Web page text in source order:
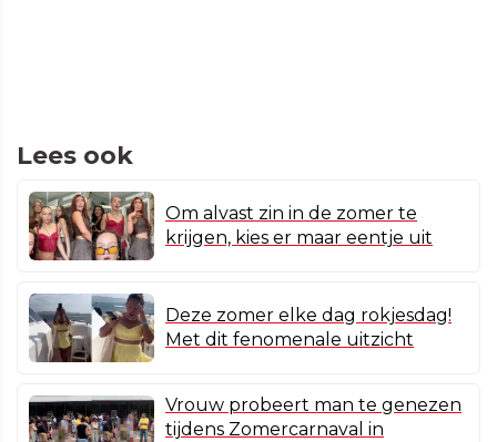
Lees ook
Om alvast zin in de zomer te
krijgen, kies er maar eentje uit
Deze zomer elke dag rokjesdag!
Met dit fenomenale uitzicht
Vrouw probeert man te genezen
tijdens Zomercarnaval in